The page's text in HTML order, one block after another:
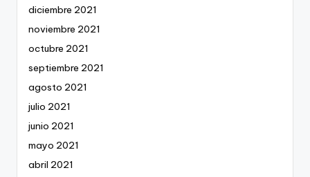
diciembre 2021
noviembre 2021
octubre 2021
septiembre 2021
agosto 2021
julio 2021
junio 2021
mayo 2021
abril 2021